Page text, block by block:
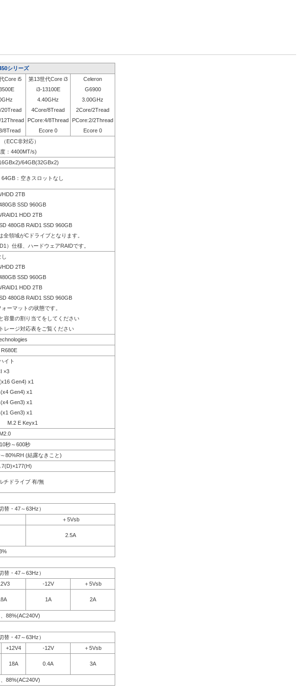
シリーズ
Core i5 第13世代Core i3
Celeron
i3-13100E
G6900
4.40GHz
3.00GHz
20Tread 4Core/8Tread
2Core/2Tread
12Thread PCore:4/8Thread
PCore:2/2Thread
8Tread Ecore 0 Ecore 0
ECC非対応）
：4400MT/s)
64GB(32GBx2)
：空きスロットなし
HDD 2TB
SSD 960GB
RAID1 HDD 2TB
480GB RAID1 SSD 960GB
領域がCドライブとなります。
）仕様、ハードウェアRAIDです。
し
HDD 2TB
SSD 960GB
RAID1 HDD 2TB
480GB RAID1 SSD 960GB
ーマットの状態です。
容量の割り当てをしてください
レージ対応表をご覧ください
イト
×3
Gen4) x1
Gen4) x1
Gen3) x1
Gen3) x1
M.2 E Keyx1
秒～600秒
80%RH (結露なきこと)
チドライブ 有/無
替・47～63Hz）
＋5Vsb
2.5A
替・47～63Hz）
-12V
＋5Vsb
1A
2A
88%(AC240V)
替・47～63Hz）
+12V4 -12V
＋5Vsb
18A 0.4A
3A
88%(AC240V)